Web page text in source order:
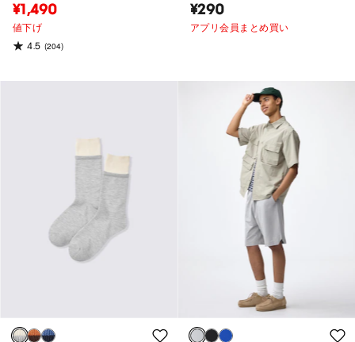
¥1,490
値下げ
4.5 (204)
¥290
アプリ会員まとめ買い